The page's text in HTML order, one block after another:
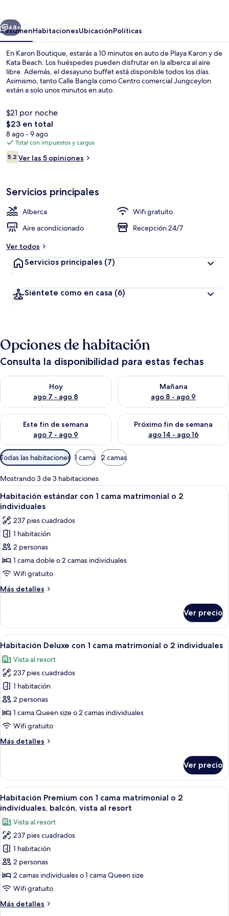
Siguiente
48+
ResumenHabitacionesUbicaciónPolíticas
En Karon Boutique, estarás a 10 minutos en auto de Playa Karon y de
Kata Beach. Los huéspedes pueden disfrutar en la alberca al aire
libre. Además, el desayuno buffet está disponible todos los días.
Asimismo, tanto Calle Bangla como Centro comercial Jungceylon
están a solo unos minutos en auto.
$21 por noche
El
precio
total
es
de
$23 en total
8 ago - 9 ago
Total con impuestos y cargos
Opiniones
5.25.2 de 10,
Ver las 5 opiniones
Servicios principales
Alberca
Wifi gratuito
Aire acondicionado
Recepción 24/7
Ver todos
Servicios principales (7)
Siéntete como en casa (6)
Opciones de habitación
Consulta la disponibilidad para estas fechas
Hoy
ago 7 - ago 8
Consulta la disponibilidad para hoy ago 7 - ago 8
Mañana
ago 8 - ago 9
Consulta la disponibilidad
Este fin de semana
ago 7 - ago 9
Consulta la disponibilidad para este fin de semana ago 7 -
Próximo fin de semana
ago 14 - ago 16
Consulta la disponibilidad
Filtros
disponibles
para
las
habitaciones
Todas las habitaciones 1 cama 2 camas
Mostrando 3 de 3 habitaciones
Abrir
todas
las
fotos
de
Habitación
estándar
con
1
cama
o
individuales
Un dormitorio de hotel moderno con
17
Habitación estándar con 1 cama matrimonial o 2
individuales
237 pies cuadrados
1 habitación
2 personas
1 cama doble o 2 camas individuales
Wifi gratuito
Más detalles
Más
estándar
con
1
matrimonial
o
2
individuales
Ver precio
Abrir
todas
las
fotos
de
Habitación
Deluxe
con
cama
2
individuales
Habitación de hotel con dos camas,
10
Habitación Deluxe con 1 cama matrimonial o 2 individuales
Vista al resort
237 pies cuadrados
1 habitación
2 personas
1 cama Queen size o 2 camas individuales
Wifi gratuito
Más detalles
Más
Deluxe
con
1
cama
o
2
individuales
Ver precio
Abrir
todas
las
fotos
de
Habitación
Premium
con
1
matrimonial
Habitación de hotel con una cama
14
Habitación Premium con 1 cama matrimonial o 2
individuales, balcón, vista al resort
Vista al resort
237 pies cuadrados
1 habitación
2 personas
2 camas individuales o 1 cama Queen size
Wifi gratuito
Más detalles
Más